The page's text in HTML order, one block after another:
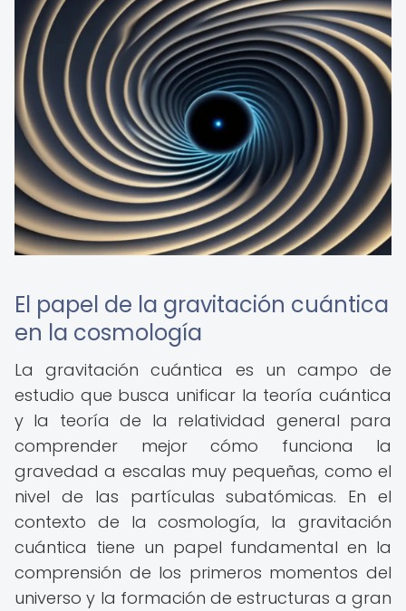
El papel de la gravitación cuántica
en la cosmología
La gravitación cuántica es un campo de
estudio que busca unificar la teoría cuántica
y la teoría de la relatividad general para
comprender mejor cómo funciona la
gravedad a escalas muy pequeñas, como el
nivel de las partículas subatómicas. En el
contexto de la cosmología, la gravitación
cuántica tiene un papel fundamental en la
comprensión de los primeros momentos del
universo y la formación de estructuras a gran